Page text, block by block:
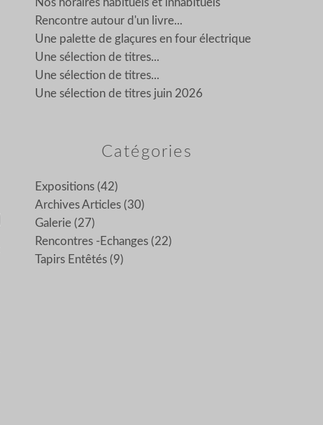
Catégories
Expositions (42)
Archives Articles (30)
Galerie (27)
Rencontres -echanges (22)
Tapirs Entêtés (9)
Nos horaires habituels et inhabituels
Rencontre autour d'un livre...
Une palette de glaçures en four électrique
Une sélection de titres...
Une sélection de titres...
Une sélection de titres juin 2026